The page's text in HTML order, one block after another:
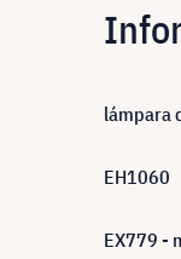
lámpara
EH1060
EX779 -